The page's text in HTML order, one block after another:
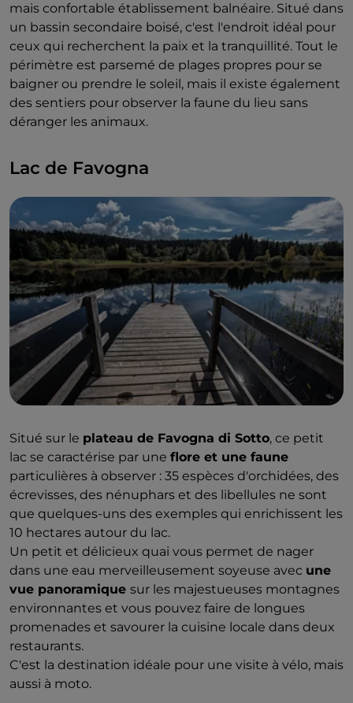
mais confortable établissement balnéaire. Situé dans
un bassin secondaire boisé, c'est l'endroit idéal pour
ceux qui recherchent la paix et la tranquillité. Tout le
périmètre est parsemé de plages propres pour se
baigner ou prendre le soleil, mais il existe également
des sentiers pour observer la faune du lieu sans
déranger les animaux.
Lac de Favogna
Situé sur le plateau de Favogna di Sotto, ce petit
lac se caractérise par une flore et une faune
particulières à observer : 35 espèces d'orchidées, des
écrevisses, des nénuphars et des libellules ne sont
que quelques-uns des exemples qui enrichissent les
10 hectares autour du lac.
Un petit et délicieux quai vous permet de nager
dans une eau merveilleusement soyeuse avec une
vue panoramique sur les majestueuses montagnes
environnantes et vous pouvez faire de longues
promenades et savourer la cuisine locale dans deux
restaurants.
C'est la destination idéale pour une visite à vélo, mais
aussi à moto.